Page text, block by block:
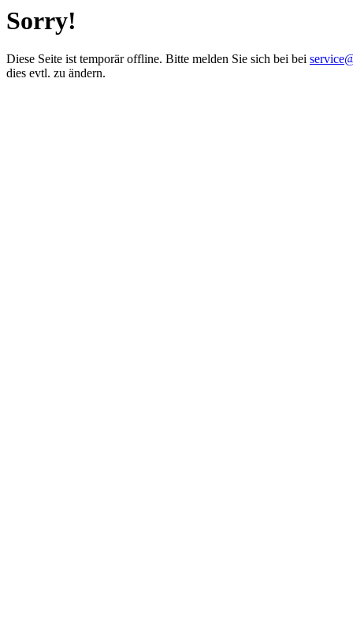
Sorry!
Diese Seite ist temporär offline. Bitte melden Sie sich bei bei
dies evtl. zu ändern.